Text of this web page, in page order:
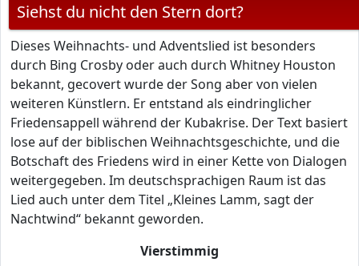
Siehst du nicht den Stern dort?
Dieses Weihnachts- und Adventslied ist besonders
durch Bing Crosby oder auch durch Whitney Houston
bekannt, gecovert wurde der Song aber von vielen
weiteren Künstlern. Er entstand als eindringlicher
Friedensappell während der Kubakrise. Der Text basiert
lose auf der biblischen Weihnachtsgeschichte, und die
Botschaft des Friedens wird in einer Kette von Dialogen
weitergegeben. Im deutschsprachigen Raum ist das
Lied auch unter dem Titel „Kleines Lamm, sagt der
Nachtwind“ bekannt geworden.
Vierstimmig